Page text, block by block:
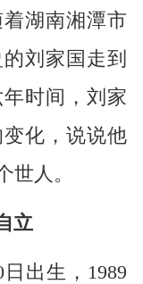
着湖南湘潭市
刘家国走到
时间，刘家
化，说说他
世人。
立
日出生， 1989